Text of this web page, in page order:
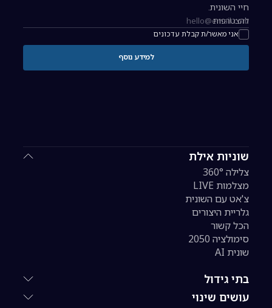
שוניות אילת
צלילה 360°
מצלמות LIVE
צ'אט עם השונית
גלריית היצורים
הכל קשור
סימולציה 2050
שונית AI
בתי גידול
עושים שינוי
חיי השונית.
כתובת אימייל להרשמה לניוזלטר
אני מאשר/ת קבלת עדכונים
להצטרפות
למידע נוסף